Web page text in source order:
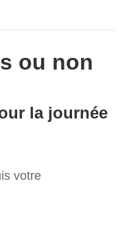
ou non
la journée
votre